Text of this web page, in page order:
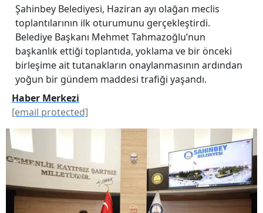
Şahinbey Belediyesi, Haziran ayı olağan meclis
toplantılarının ilk oturumunu gerçekleştirdi.
Belediye Başkanı Mehmet Tahmazoğlu’nun
başkanlık ettiği toplantıda, yoklama ve bir önceki
birleşime ait tutanakların onaylanmasının ardından
yoğun bir gündem maddesi trafiği yaşandı.
Haber Merkezi
[email protected]